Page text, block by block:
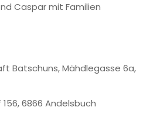
Caspar mit Familien
Batschuns, Mähdlegasse 6a,
6866 Andelsbuch